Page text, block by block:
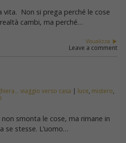
vita. Non si prega perché le cose
cambi, ma perché…
Visualizza
Leave a comment
viaggio verso casa | luce, mistero,
smonta le cose, ma rimane in
se stesse. L’uomo…